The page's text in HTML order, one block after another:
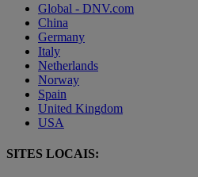
Global - DNV.com
China
Germany
Italy
Netherlands
Norway
Spain
United Kingdom
USA
SITES LOCAIS: